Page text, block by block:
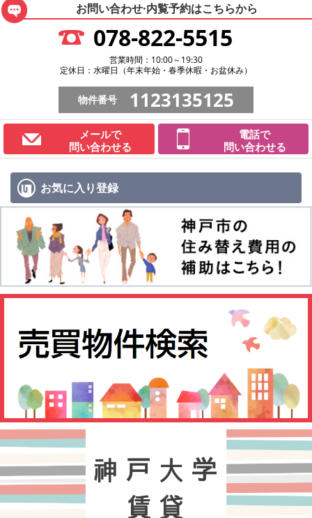
お問い合わせ·内覧予約はこちらから
078-822-5515
営業時間：10:00～19:30
定休日：水曜日（年末年始・春季休暇・お盆休み）
物件番号 1123135125
メールで
問い合わせる
電話で
問い合わせる
お気に入り登録